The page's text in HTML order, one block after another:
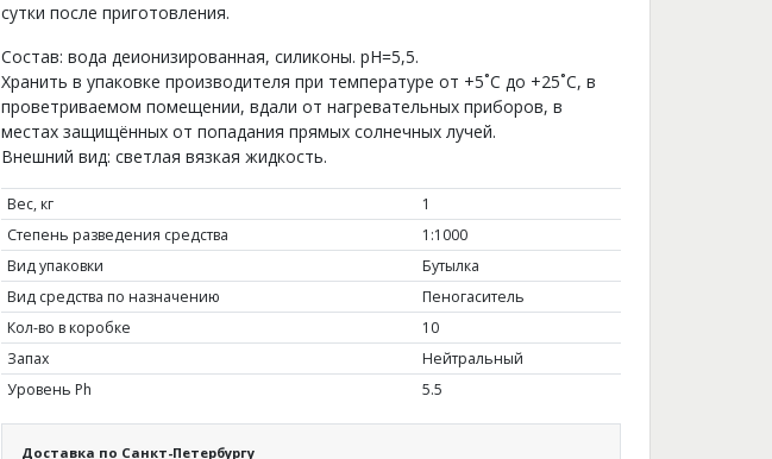
сутки после приготовления.
Состав: вода деионизированная, силиконы. pH=5,5.
Хранить в упаковке производителя при температуре от +5˚С до +25˚С, в
проветриваемом помещении, вдали от нагревательных приборов, в
местах защищённых от попадания прямых солнечных лучей.
Внешний вид: светлая вязкая жидкость.
Вес, кг
1
Степень разведения средства
1:1000
Вид упаковки
Бутылка
Вид средства по назначению
Пеногаситель
Кол-во в коробке
10
Запах
Нейтральный
Уровень Ph
5.5
Доставка по Санкт-Петербургу